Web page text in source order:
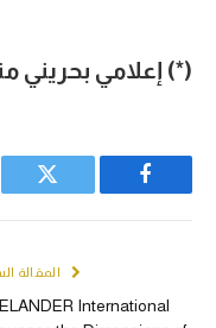
(*) إعلامي بحريني
Facebook
المقالة
International